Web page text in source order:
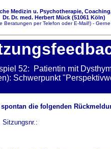
Medizin u. Psychotherapie,
Dr. Dr. med. Herbert Mück (51061 Köln)
Beratungen per Telefon oder E-Mail!) -
52: Patientin mit
Schwerpunkt
die folgenden